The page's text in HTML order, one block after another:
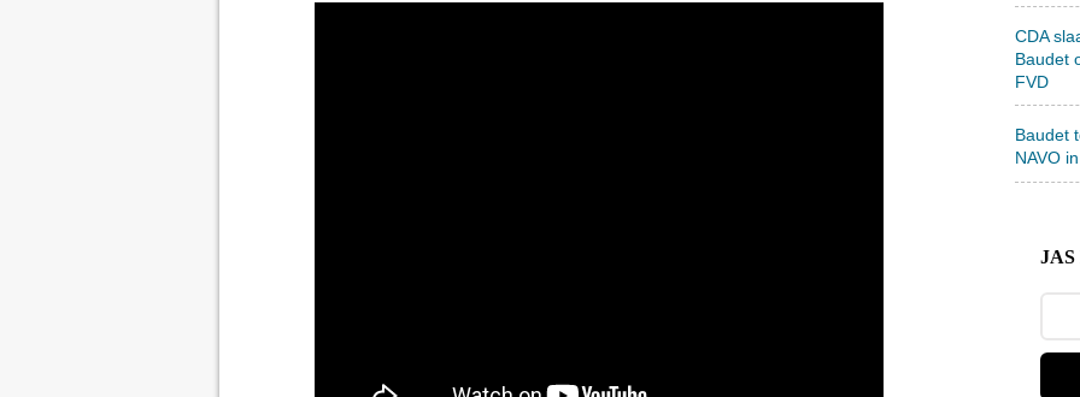
CDA
Baudet
FVD
Baudet
NAVO
JAS